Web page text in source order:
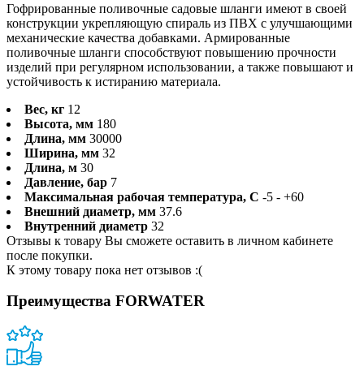
Гофрированные поливочные садовые шланги имеют в своей
конструкции укрепляющую спираль из ПВХ с улучшающими
механические качества добавками. Армированные
поливочные шланги способствуют повышению прочности
изделий при регулярном использовании, а также повышают и
устойчивость к истиранию материала.
Вес, кг 12
Высота, мм 180
Длина, мм 30000
Ширина, мм 32
Длина, м 30
Давление, бар 7
Максимальная рабочая температура, С -5 - +60
Внешний диаметр, мм 37.6
Внутренний диаметр 32
Отзывы к товару Вы сможете оставить в личном кабинете
после покупки.
К этому товару пока нет отзывов :(
Преимущества FORWATER